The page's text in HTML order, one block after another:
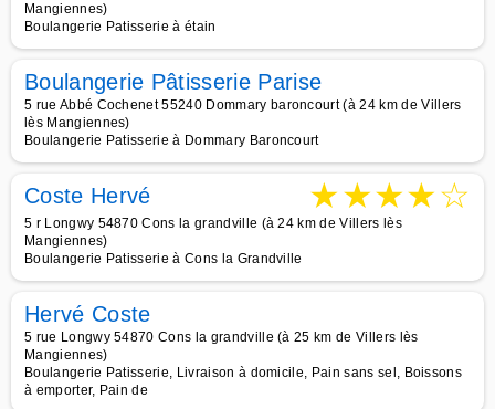
Mangiennes)
Boulangerie Patisserie à étain
Boulangerie Pâtisserie Parise
5 rue Abbé Cochenet 55240 Dommary baroncourt (à 24 km de Villers
lès Mangiennes)
Boulangerie Patisserie à Dommary Baroncourt
Coste Hervé ★★★★☆
5 r Longwy 54870 Cons la grandville (à 24 km de Villers lès
Mangiennes)
Boulangerie Patisserie à Cons la Grandville
Hervé Coste
5 rue Longwy 54870 Cons la grandville (à 25 km de Villers lès
Mangiennes)
Boulangerie Patisserie, Livraison à domicile, Pain sans sel, Boissons
à emporter, Pain de